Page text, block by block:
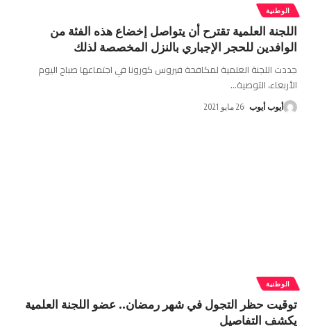
الوطنية
اللجنة العلمية تقترح أن يتواصل إخضاع هذه الفئة من
الوافدين للحجر الإجباري بالنزل المخصصة لذلك
جددت اللجنة العلمية لمكافحة فيروس كورونا في اجتماعها صباح اليوم
الأربعاء، التوصية…
أيوب أيوب 26 مايو 2021
الوطنية
توقيت حظر التجول في شهر رمضان.. عضو اللجنة العلمية
يكشف التفاصيل